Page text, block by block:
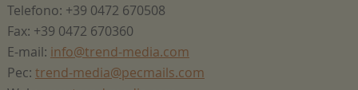
Telefono: +39 0472 670508
Fax: +39 0472 670360
E-mail: info@trend-media.com
Pec: trend-media@pecmails.com